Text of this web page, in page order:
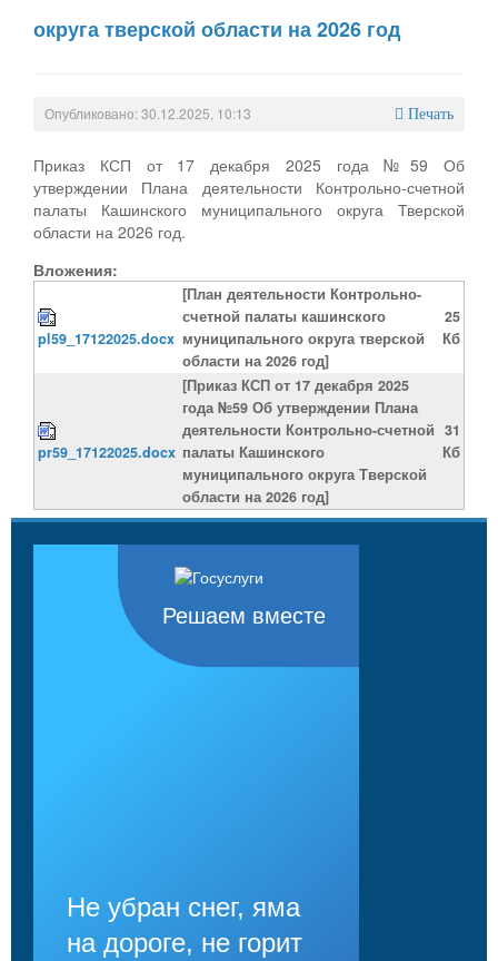
округа тверской области на 2026 год
Опубликовано: 30.12.2025, 10:13 Печать
Приказ КСП от 17 декабря 2025 года №59 Об
утверждении Плана деятельности Контрольно-счетной
палаты Кашинского муниципального округа Тверской
области на 2026 год.
Вложения:
pl59_17122025.docx
[План деятельности Контрольно-
счетной палаты кашинского
муниципального округа тверской
области на 2026 год]
25
Кб
pr59_17122025.docx
[Приказ КСП от 17 декабря 2025
года №59 Об утверждении Плана
деятельности Контрольно-счетной
палаты Кашинского
муниципального округа Тверской
области на 2026 год]
31
Кб
Решаем вместе
Не убран снег, яма
на дороге, не горит